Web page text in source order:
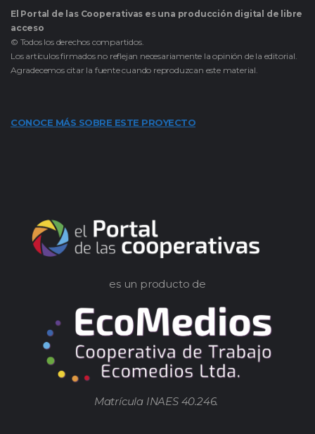
El Portal de las Cooperativas es una producción digital de libre
acceso
© Todos los derechos compartidos.
Los artículos firmados no reflejan necesariamente la opinión de la editorial.
Agradecemos citar la fuente cuando reproduzcan este material.
CONOCE MÁS SOBRE ESTE PROYECTO
es un producto de
Matrícula INAES 40.246.